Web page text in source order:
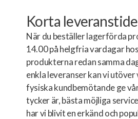
Korta
När du beställer lagerförda
14.00 på helgfria vardagar
produkterna redan samma
enkla leveranser kan vi
fysiska kundbemötande ge
tycker är, bästa möjliga
har vi blivit en erkänd och